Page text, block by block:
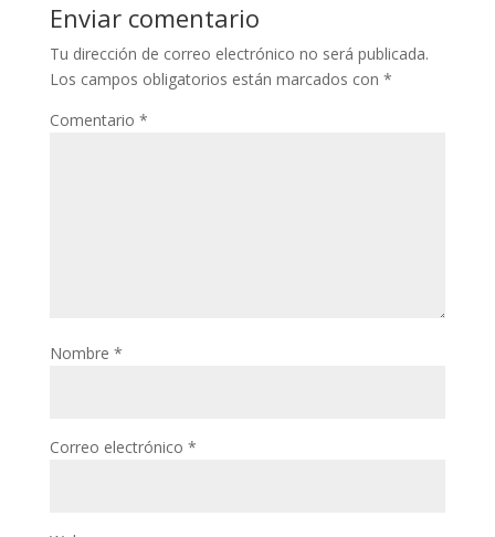
Enviar comentario
Tu dirección de correo electrónico no será publicada.
Los campos obligatorios están marcados con *
Comentario *
Nombre *
Correo electrónico *